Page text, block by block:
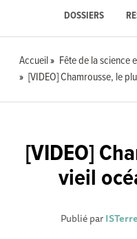
DOSSIERS
Accueil Fête de la science
[VIDEO] Chamrousse, le
[VIDEO]
vieil
Publié parISTerre